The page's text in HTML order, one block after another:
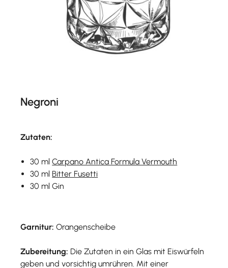
Negroni
Zutaten:
30 mlCarpano Antica Formula Vermouth
30 ml Bitter Fusetti
30 ml Gin
Garnitur: Orangenscheibe
Zubereitung: Die Zutaten in ein Glas mit Eiswürfeln
geben und vorsichtig umrühren. Mit einer